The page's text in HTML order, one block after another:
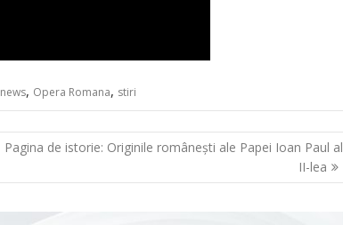
news, Opera Romana, stiri
Pagina de istorie: Originile românești ale Papei Ioan Paul al
II-lea